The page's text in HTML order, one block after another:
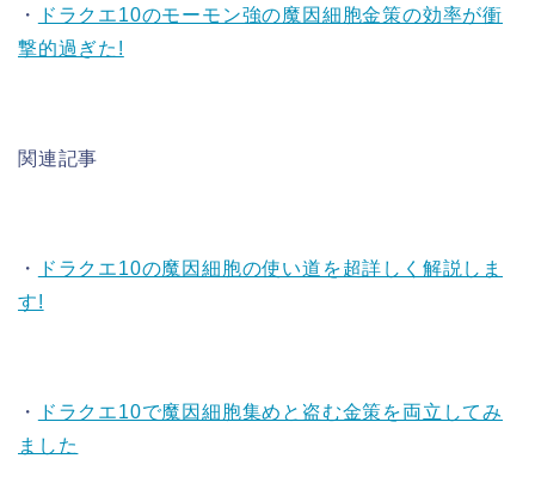
・
ドラクエ10のモーモン強の魔因細胞金策の効率が衝
撃的過ぎた!
関連記事
・
ドラクエ10の魔因細胞の使い道を超詳しく解説しま
す!
・
ドラクエ10で魔因細胞集めと盗む金策を両立してみ
ました